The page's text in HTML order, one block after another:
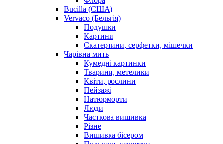
Bucilla (США)
Vervaco (Бельгія)
Подушки
Картини
Скатертини, серфетки, мішечки
Чарiвна мить
Кумедні картинки
Тварини, метелики
Квіти, рослини
Пейзажі
Натюрморти
Люди
Часткова вишивка
Різне
Вишивка бісером